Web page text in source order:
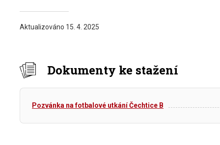
Aktualizováno 15. 4. 2025
Dokumenty ke stažení
Pozvánka na fotbalové utkání Čechtice B